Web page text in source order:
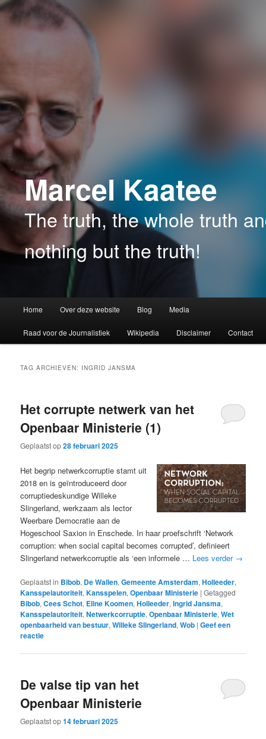
Spring
Spring
Marcel Kaatee
The truth, the whole truth
nothing but the truth!
Home Over deze website Blog Media
Raad voor de Journalistiek Wikipedia Disclaimer Contact
TAG ARCHIEVEN: INGRID JANSMA
Het corrupte netwerk van het
Openbaar Ministerie (1)
Geplaatst op28 februari 2025
Het begrip netwerkcorruptie stamt uit
2018 en is geïntroduceerd door
corruptiedeskundige Willeke
Slingerland, werkzaam als lector
Weerbare Democratie aan de
Hogeschool Saxion in Enschede. In haar proefschrift ‘Network
corruption: when social capital becomes corrupted’, definieert
Slingerland netwerkcorruptie als ‘een informele … Lees verder →
Geplaatst in Bibob, De Wallen,Gemeente Amsterdam,Holleeder,
Kansspelautoriteit,Kansspelen,Openbaar Ministerie |Getagged
Bibob,Cees Schot, Eline Koomen,Holleeder,Ingrid Jansma,
Kansspelautoriteit,Netwerkcorruptie,Openbaar Ministerie,Wet
openbaarheid van bestuur,Willeke Slingerland,Wob |Geef een
reactie
De valse tip van het
Openbaar Ministerie
Geplaatst op14 februari 2025